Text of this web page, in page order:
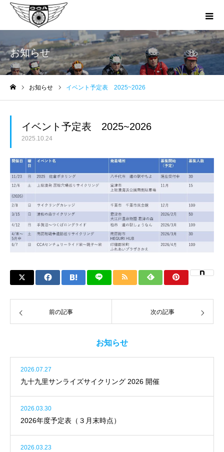
お知らせ
お知らせ イベント予定表 2025~2026
イベント予定表 2025~2026
2025.10.24
前の記事 次の記事
お知らせ
2026.07.27
九十九里サンライズサイクリング 2026 開催
2026.03.30
2026年度予定表（３月末時点）
2026.03.23